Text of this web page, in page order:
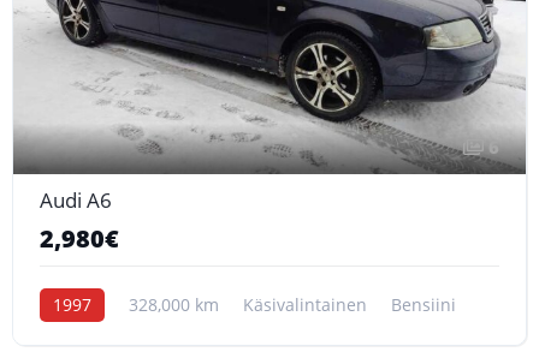
6
Audi A6
2,980€
1997 328,000 km Käsivalintainen Bensiini